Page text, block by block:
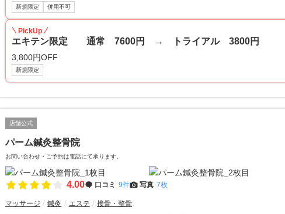
新規限定 併用不可
PickUp
エキテン限定 通常 7600円 → トライアル 3800円
3,800円OFF
新規限定
店舗公式
パーム鍼灸整骨院
お問い合わせ・ご予約は電話にて承ります。
4.00 口コミ 9件 写真 7枚
マッサージ 鍼灸 エステ 接骨・整骨